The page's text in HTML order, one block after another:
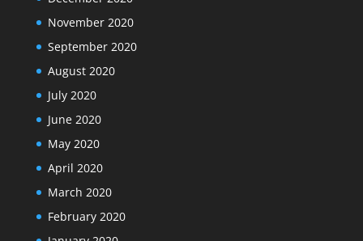
November 2020
September 2020
August 2020
July 2020
June 2020
May 2020
April 2020
March 2020
February 2020